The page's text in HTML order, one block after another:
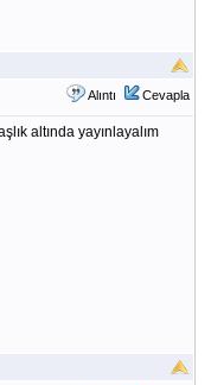
Alıntı Cevapla
altında yayınlayalım